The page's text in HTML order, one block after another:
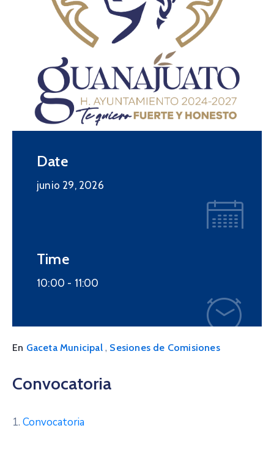
Date
junio 29, 2026
Time
10:00 - 11:00
En Gaceta Municipal , Sesiones de Comisiones
Convocatoria
1. Convocatoria